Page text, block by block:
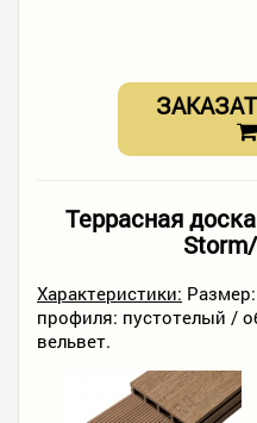
Террасная
Характеристики:
профиля: пустотелый /
вельвет.